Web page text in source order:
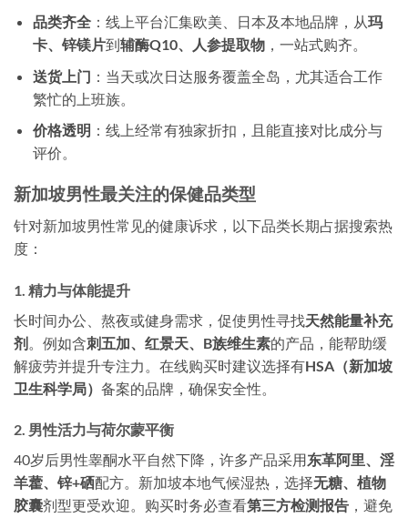
品类齐全：线上平台汇集欧美、日本及本地品牌，从玛
卡、锌镁片到辅酶Q10、人参提取物，一站式购齐。
送货上门 ：当天或次日达服务覆盖全岛，尤其适合工作
繁忙的上班族。
价格透明 ：线上经常有独家折扣，且能直接对比成分与
评价。
新加坡男性最关注的保健品类型
针对新加坡男性常见的健康诉求，以下品类长期占据搜索热
度：
1. 精力与体能提升
长时间办公、熬夜或健身需求，促使男性寻找天然能量补充
剂 。例如含刺五加、红景天、B族维生素的产品，能帮助缓
解疲劳并提升专注力。在线购买时建议选择有HSA（新加坡
卫生科学局） 备案的品牌，确保安全性。
2. 男性活力与荷尔蒙平衡
40岁后男性睾酮水平自然下降，许多产品采用东革阿里、淫
羊藿、锌+硒配方。新加坡本地气候湿热，选择无糖、植物
胶囊剂型更受欢迎。购买时务必查看第三方检测报告 ，避免